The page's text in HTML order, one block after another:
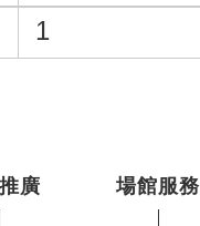
1
廣 場館服務